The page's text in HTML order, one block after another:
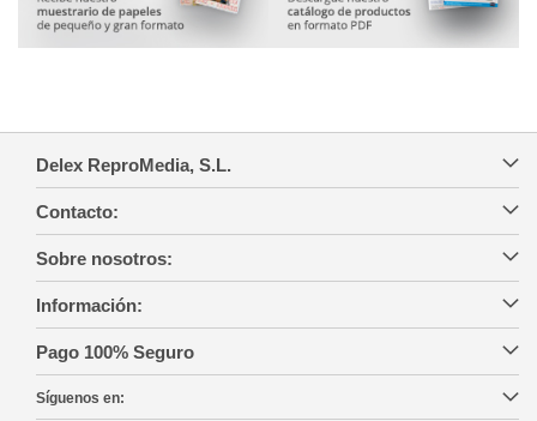
Delex ReproMedia, S.L.
Contacto:
Sobre nosotros:
Información:
Pago 100% Seguro
Síguenos en: